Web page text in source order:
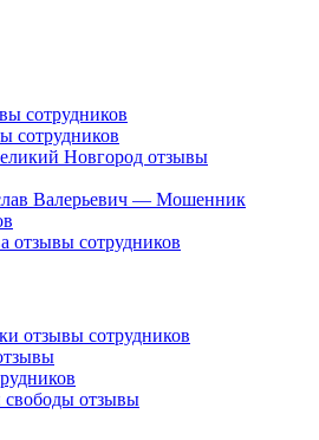
сотрудников
сотрудников
Новгород отзывы
Валерьевич — Мошенник
сотрудников
отзывы сотрудников
отзывы